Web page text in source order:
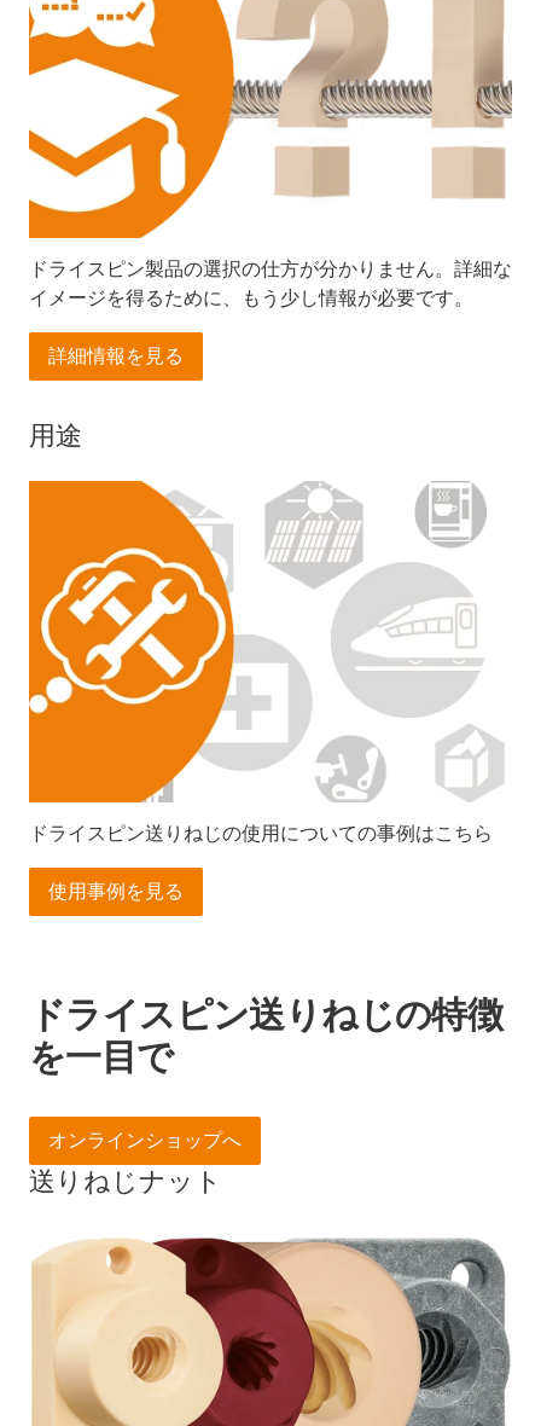
ドライスピン製品の選択の仕方が分かりません。詳細な
イメージを得るために、もう少し情報が必要です。
詳細情報を見る
用途
ドライスピン送りねじの使用についての事例はこちら
使用事例を見る
ドライスピン送りねじの特徴
を一目で
送りねじナット
オンラインショップへ